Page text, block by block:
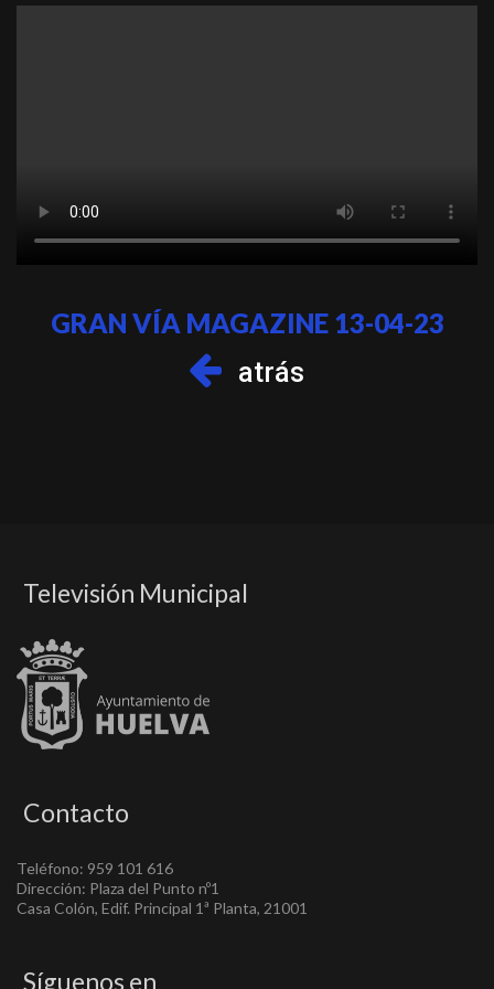
GRAN VÍA MAGAZINE 13-04-23
atrás
Televisión Municipal
Contacto
Teléfono: 959 101 616
Dirección: Plaza del Punto nº1
Casa Colón, Edif. Principal 1ª Planta, 21001
Síguenos en